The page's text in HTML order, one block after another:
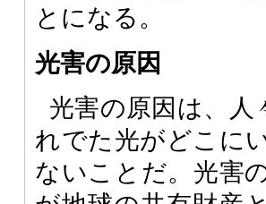
とになる。
光害の原因
光害の原因は、人
れでた光がどこに
ないことだ。光害